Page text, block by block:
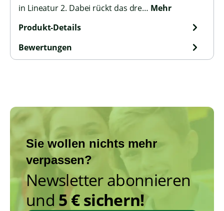
in Lineatur 2. Dabei rückt das dre… Mehr
Produkt-Details
Bewertungen
Sie wollen nichts mehr
verpassen?
Newsletter abonnieren
und 5 € sichern!